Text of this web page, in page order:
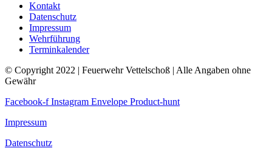
Kontakt
Datenschutz
Impressum
Wehrführung
Terminkalender
© Copyright 2022 | Feuerwehr Vettelschoß | Alle Angaben ohne
Gewähr
Facebook-f Instagram Envelope Product-hunt
Impressum
Datenschutz